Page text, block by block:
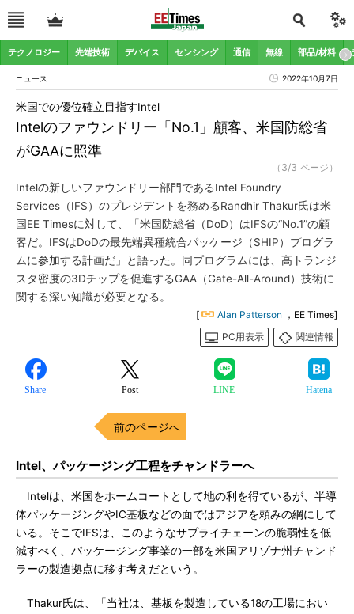
テクノロジー 先端技術 デバイス センシング 通信 無線 部品/材料
ニュース 2022年10月7日
Intelのファウンドリー「No.1」顧客、米国防総省
がGAAに照準
米国での優位確立目指すIntel
（3/3 ページ）
Intelの新しいファウンドリー部門であるIntel Foundry
Services（IFS）のプレジデントを務めるRandhir Thakur氏は米
国EE Timesに対して、「米国防総省（DoD）はIFSの“No.1”の顧
客だ。IFSはDoDの最先端異種統合パッケージ（SHIP）プログラ
ムに参加する計画だ」と語った。同プログラムには、高トランジ
スタ密度の3Dチップを促進するGAA（Gate-All-Around）技術に
関する深い知識が必要となる。
[ Alan Patterson ，EE Times]
PC用表示
関連情報
Share Post LINE Hatena
前のページへ
Intel、パッケージング工程をチャンドラーへ
Intelは、米国をホームコートとして地の利を得ているが、半導
体パッケージングやIC基板などの面ではアジアを頼みの綱にして
いる。そこでIFSは、このようなサプライチェーンの脆弱性を低
減すべく、パッケージング事業の一部を米国アリゾナ州チャンド
ラーの製造拠点に移す考えだという。
Thakur氏は、「当社は、基板を製造している18の工場におい